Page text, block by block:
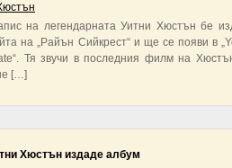
на легендарната Уитни Хюстън бе
на „Райън Сийкрест“ и ще се появи в
Тя звучи в последния филм на
[…]
Хюстън издаде албум